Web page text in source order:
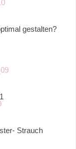
gestalten?
Strauch